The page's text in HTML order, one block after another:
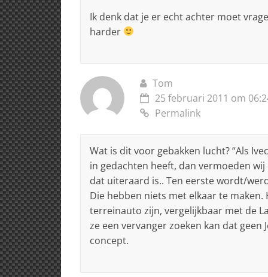
Ik denk dat je er echt achter moet
harder
Tom
25 februari 2011 om
Permalink
Wat is dit voor gebakken lucht? “Als
in gedachten heeft, dan vermoeden
dat uiteraard is.. Ten eerste wordt/
Die hebben niets met elkaar te
terreinauto zijn, vergelijkbaar met de
ze een vervanger zoeken kan dat geen
concept.